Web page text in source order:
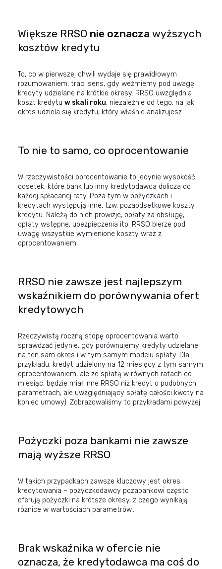
Większe RRSO nie oznacza wyższych
kosztów kredytu
To, co w pierwszej chwili wydaje się prawidłowym
rozumowaniem, traci sens, gdy weźmiemy pod uwagę
kredyty udzielane na krótkie okresy. RRSO uwzględnia
koszt kredytu w skali roku, niezależnie od tego, na jaki
okres udziela się kredytu, który właśnie analizujesz.
To nie to samo, co oprocentowanie
W rzeczywistości oprocentowanie to jedynie wysokość
odsetek, które bank lub inny kredytodawca dolicza do
każdej spłacanej raty. Poza tym w pożyczkach i
kredytach występują inne, tzw. pozaodsetkowe koszty
kredytu. Należą do nich prowizje, opłaty za obsługę,
opłaty wstępne, ubezpieczenia itp. RRSO bierze pod
uwagę wszystkie wymienione koszty wraz z
oprocentowaniem.
RRSO nie zawsze jest najlepszym
wskaźnikiem do porównywania ofert
kredytowych
Rzeczywistą roczną stopę oprocentowania warto
sprawdzać jedynie, gdy porównujemy kredyty udzielane
na ten sam okres i w tym samym modelu spłaty. Dla
przykładu: kredyt udzielony na 12 miesięcy z tym samym
oprocentowaniem, ale ze spłatą w równych ratach co
miesiąc, będzie miał inne RRSO niż kredyt o podobnych
parametrach, ale uwzględniający spłatę całości kwoty na
koniec umowy). Zobrazowaliśmy to przykładami powyżej.
Pożyczki poza bankami nie zawsze
mają wyższe RRSO
W takich przypadkach zawsze kluczowy jest okres
kredytowania – pożyczkodawcy pozabankowi często
oferują pożyczki na krótsze okresy, z czego wynikają
różnice w wartościach parametrów..
Brak wskaźnika w ofercie nie
oznacza, że kredytodawca ma coś do